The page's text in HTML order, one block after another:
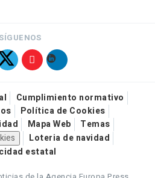
Cumplimiento normativo
Política de Cookies
Mapa Web
Temas
Loteria de navidad
estatal